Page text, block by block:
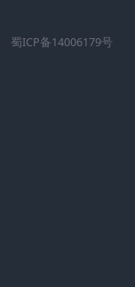
蜀ICP备14006179号